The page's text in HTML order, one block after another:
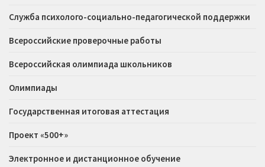
Служба психолого-социально-педагогической поддержки
Всероссийские проверочные работы
Всероссийская олимпиада школьников
Олимпиады
Государственная итоговая аттестация
Проект «500+»
Электронное и дистанционное обучение